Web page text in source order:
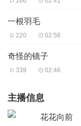
一根羽毛
220 02:58
奇怪的镜子
339 02:46
主播信息
花花向前